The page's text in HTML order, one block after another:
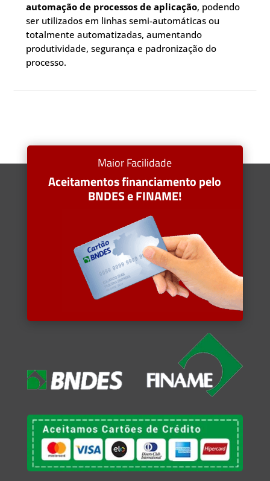
automação de processos de aplicação, podendo
ser utilizados em linhas semi-automáticas ou
totalmente automatizadas, aumentando
produtividade, segurança e padronização do
processo.
Maior Facilidade
Aceitamentos financiamento pelo
BNDES e FINAME!